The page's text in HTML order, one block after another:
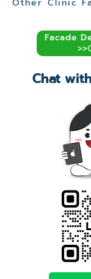
Facade
Chat